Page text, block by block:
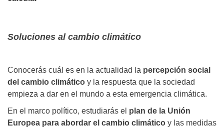
Soluciones al cambio climático
Conocerás cuál es en la actualidad la percepción social
del cambio climático y la respuesta que la sociedad
empieza a dar en el mundo a esta emergencia climática.
En el marco político, estudiarás el plan de la Unión
Europea para abordar el cambio climático y las medidas